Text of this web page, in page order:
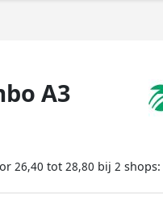
A3
26,40 tot 28,80 bij 2 shops: